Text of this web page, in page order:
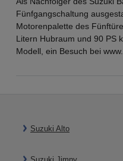
Fünfgangschaltung
Motorenpalette des
Litern Hubraum und 90 PS
Modell, ein Besuch bei
Suzuki Alto